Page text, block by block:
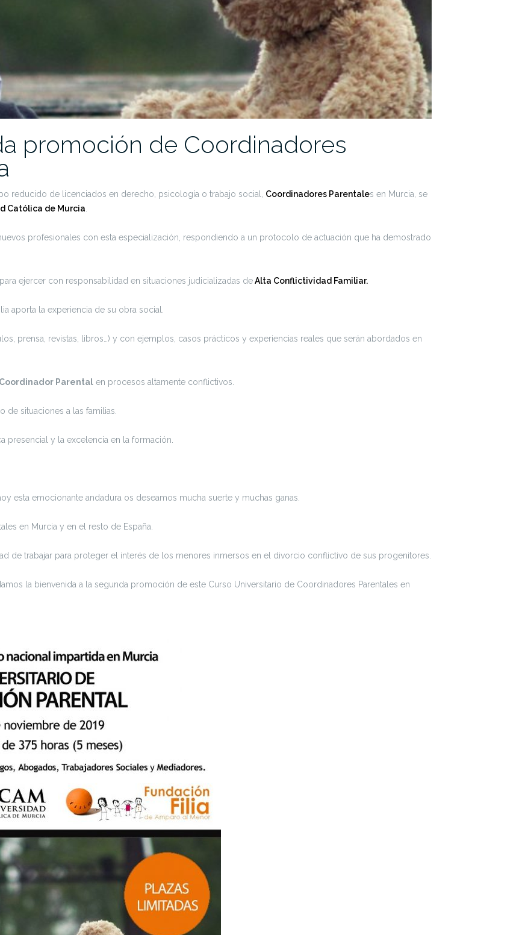
promoción de Coordinadores
reducido de licenciados en derecho, psicología o trabajo social, Coordinadores Parentales en Murcia, se
Católica de Murcia
profesionales con esta especialización, respondiendo a un protocolo de actuación que ha demostrado
ejercer con responsabilidad en situaciones judicializadas deAlta Conflictividad Familiar.
aporta la experiencia de su obra social.
prensa, revistas, libros…) y con ejemplos, casos prácticos y experiencias reales que serán abordados en
Parental en procesos altamente conflictivos.
de situaciones a las familias.
presencial y la excelencia en la formación.
esta emocionante andadura os deseamos mucha suerte y muchas ganas.
en Murcia y en el resto de España.
de trabajar para proteger el interés de los menores inmersos en el divorcio conflictivo de sus progenitores.
la bienvenida a la segunda promoción de este Curso Universitario de Coordinadores Parentales en